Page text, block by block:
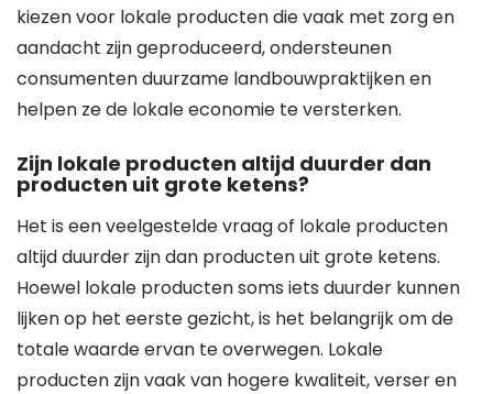
kiezen voor lokale producten die vaak met zorg en
aandacht zijn geproduceerd, ondersteunen
consumenten duurzame landbouwpraktijken en
helpen ze de lokale economie te versterken.
Zijn lokale producten altijd duurder dan
producten uit grote ketens?
Het is een veelgestelde vraag of lokale producten
altijd duurder zijn dan producten uit grote ketens.
Hoewel lokale producten soms iets duurder kunnen
lijken op het eerste gezicht, is het belangrijk om de
totale waarde ervan te overwegen. Lokale
producten zijn vaak van hogere kwaliteit, verser en